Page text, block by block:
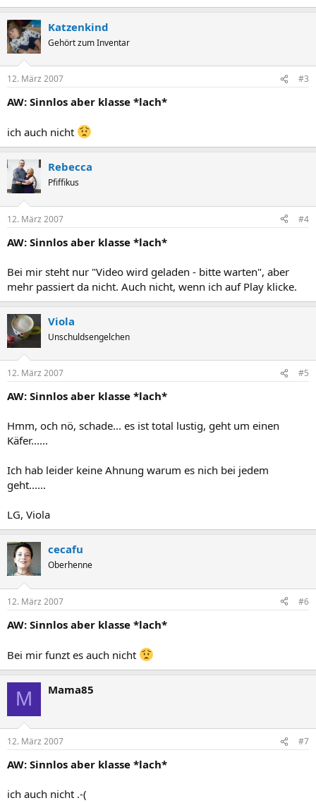
Katzenkind
Gehört zum Inventar
12. März 2007 #3
AW: Sinnlos aber klasse *lach*
ich auch nicht
Rebecca
Pfiffikus
12. März 2007 #4
AW: Sinnlos aber klasse *lach*
Bei mir steht nur "Video wird geladen - bitte warten", aber
mehr passiert da nicht. Auch nicht, wenn ich auf Play klicke.
Viola
Unschuldsengelchen
12. März 2007 #5
AW: Sinnlos aber klasse *lach*
Hmm, och nö, schade... es ist total lustig, geht um einen
Käfer......
Ich hab leider keine Ahnung warum es nich bei jedem
geht......
LG, Viola
cecafu
Oberhenne
12. März 2007 #6
AW: Sinnlos aber klasse *lach*
Bei mir funzt es auch nicht
M Mama85
12. März 2007 #7
AW: Sinnlos aber klasse *lach*
ich auch nicht .-(